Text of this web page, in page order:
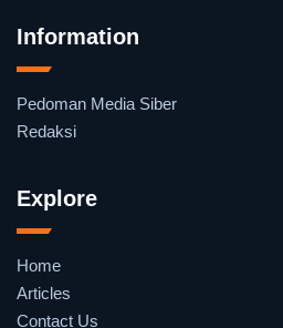
Information
Pedoman Media Siber
Redaksi
Explore
Home
Articles
Contact Us